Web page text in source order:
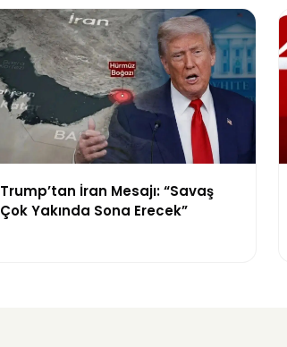
Trump’tan İran Mesajı: “Savaş
Çok Yakında Sona Erecek”